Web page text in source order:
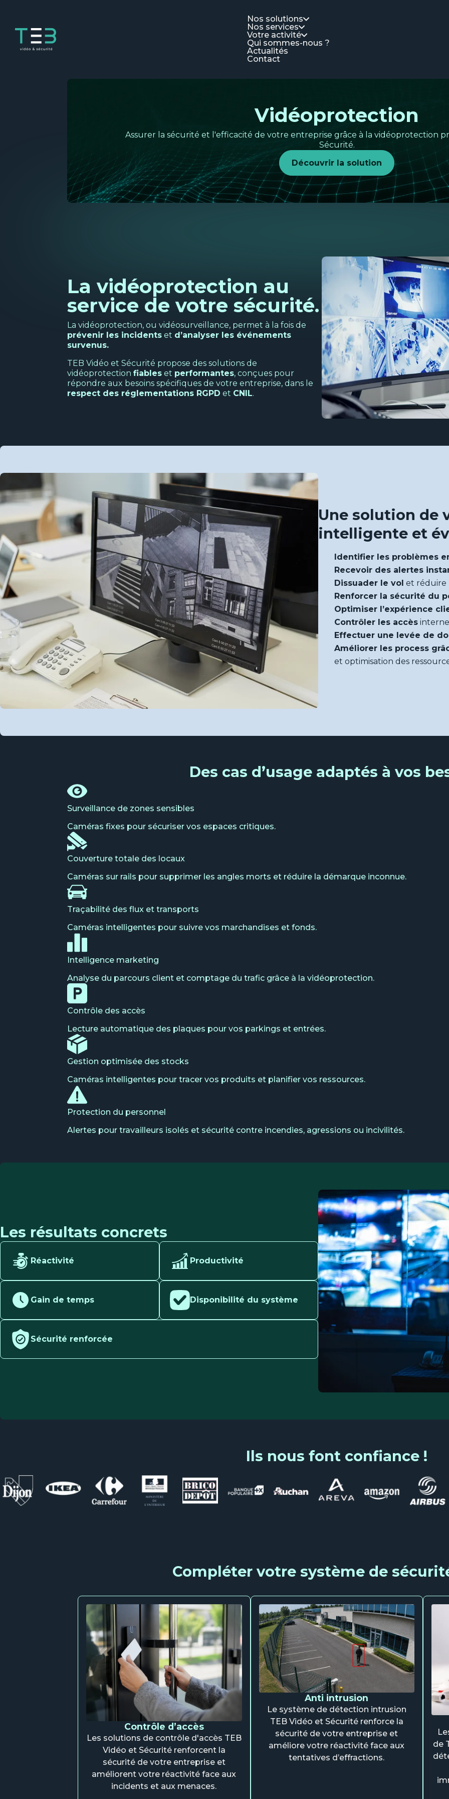
Nos solutions
Nos services
Votre activité
Qui sommes-nous ?
Actualités
Contact
Vidéoprotection
Assurer la sécurité et l'efficacité de votre entreprise grâce à la vidéoprotection
Sécurité.
Découvrir la solution
La vidéoprotection au
service de votre sécurité.
La vidéoprotection, ou vidéosurveillance, permet à la fois de
prévenir les incidents et d’analyser les événements
survenus.
TEB Vidéo et Sécurité propose des solutions de
vidéoprotectionfiables et performantes, conçues pour
répondre aux besoins spécifiques de votre entreprise, dans le
respect des réglementations RGPD et CNIL.
Une solution de
intelligente et
Identifier les problèmes
Recevoir des alertes
Dissuader le vol et réduire
Renforcer la sécurité du
Optimiser l’expérience
Contrôler les accès
Effectuer une levée de
Améliorer les process
et optimisation des
Des cas d’usage adaptés à vos
Surveillance de zones sensibles
Caméras fixes pour sécuriser vos espaces critiques.
Couverture totale des locaux
Caméras sur rails pour supprimer les angles morts et réduire la démarque inconnue.
Traçabilité des flux et transports
Caméras intelligentes pour suivre vos marchandises et fonds.
Intelligence marketing
Analyse du parcours client et comptage du trafic grâce à la vidéoprotection.
Contrôle des accès
Lecture automatique des plaques pour vos parkings et entrées.
Gestion optimisée des stocks
Caméras intelligentes pour tracer vos produits et planifier vos ressources.
Protection du personnel
Alertes pour travailleurs isolés et sécurité contre incendies, agressions ou incivilités.
Les résultats concrets
Réactivité Productivité
Gain de temps Disponibilité du système
Sécurité renforcée
Ils nous font confiance !
Compléter votre système de
Contrôle d’accès
Les solutions de contrôle d'accès TEB
Vidéo et Sécurité renforcent la
sécurité de votre entreprise et
améliorent votre réactivité face aux
incidents et aux menaces.
Anti intrusion
Le système de détection intrusion
TEB Vidéo et Sécurité renforce la
sécurité de votre entreprise et
améliore votre réactivité face aux
tentatives d’effractions.
de